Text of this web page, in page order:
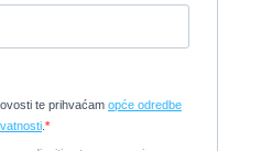
OPREMA - PRILIKA - SNIŽENA
200kW - unutranji, diesel
31 S